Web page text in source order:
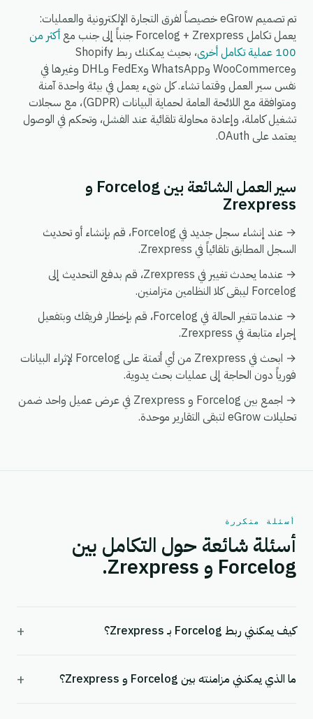
تم تصميم eGrow خصيصاً لفرق التجارة الإلكترونية والعمليات:
يعمل تكامل Forcelog + Zrexpress جنباً إلى جنب مع
أكثر من
100 عملية تكامل أخرى
، بحيث يمكنك ربط Shopify
وWooCommerce وWhatsApp وFedEx وDHL وغيرها في
نفس سير العمل وقتما تشاء. كل شيء يعمل في بيئة واحدة آمنة
ومتوافقة مع اللائحة العامة لحماية البيانات (GDPR)، مع سجلات
تشغيل كاملة، وإعادة محاولة تلقائية عند الفشل، وتحكم في الوصول
يعتمد على OAuth.
سير العمل الشائعة بين Forcelog و
Zrexpress
→ عند إنشاء سجل جديد في Forcelog، قم بإنشاء أو تحديث
السجل المطابق تلقائياً في Zrexpress.
→ عندما يحدث تغيير في Zrexpress، قم بدفع التحديث إلى
Forcelog ليبقى كلا النظامين متزامنين.
→ عندما تتغير الحالة في Forcelog، قم بإخطار فريقك وبتفعيل
إجراء متابعة في Zrexpress.
→ ابحث في Zrexpress من أي أتمتة على Forcelog لإثراء البيانات
فورياً دون الحاجة إلى عمليات بحث يدوية.
→ اجمع بين Forcelog و Zrexpress في عرض عميل واحد ضمن
تحليلات eGrow لتبقى التقارير موحدة.
أسئلة متكررة
أسئلة شائعة حول التكامل بين
Forcelog و Zrexpress.
كيف يمكنني ربط Forcelog بـ Zrexpress؟ +
ما الذي يمكنني مزامنته بين Forcelog و Zrexpress؟ +